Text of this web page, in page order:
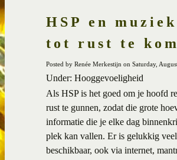
HSP en
tot rust te
Posted by Renée Merkestijn on Saturday,
Under: Hooggevoeligheid
Als HSP is het goed om je hoofd
rust te gunnen, zodat die grote
informatie die je elke dag
plek kan vallen. Er is gelukkig
beschikbaar, ook via internet,